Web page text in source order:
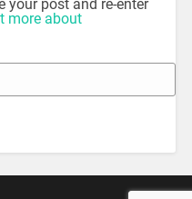
your post and re-enter
more about